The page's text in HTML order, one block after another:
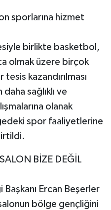
sporlarına hizmet
birlikte basketbol,
olmak üzere birçok
kazandırılması
sağlıklı ve
olanak
spor faaliyetlerine
BİZE DEĞİL
Ercan Beşerler
bölge gençliğini